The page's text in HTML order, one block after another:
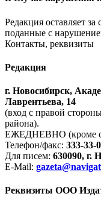
Редакция оставляет
поданные с
Контакты, реквизиты
Редакция
г. Новосибирск,
Лаврентьева, 14
(вход с правой
района).
ЕЖЕДНЕВНО (кроме
Телефон/факс: 333-33-
Для писем: 630090, г.
E-Mail:
Реквизиты ООО